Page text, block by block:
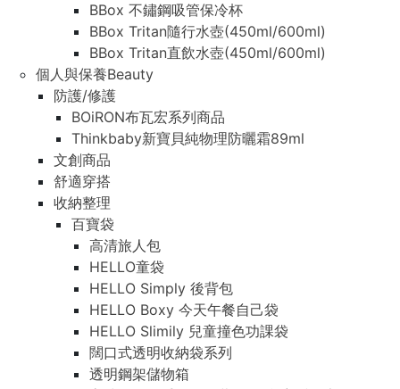
BBox 不鏽鋼吸管保冷杯
BBox Tritan隨行水壺(450ml/600ml)
BBox Tritan直飲水壺(450ml/600ml)
個人與保養Beauty
防護/修護
BOiRON布瓦宏系列商品
Thinkbaby新寶貝純物理防曬霜89ml
文創商品
舒適穿搭
收納整理
百寶袋
高清旅人包
HELLO童袋
HELLO Simply 後背包
HELLO Boxy 今天午餐自己袋
HELLO Slimily 兒童撞色功課袋
闊口式透明收納袋系列
透明鋼架儲物箱